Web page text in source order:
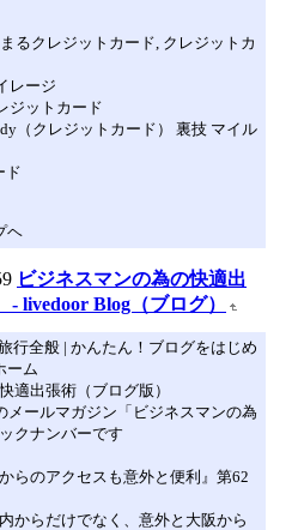
るクレジットカード, クレジットカ
レージ
ジットカード
（クレジットカード） 裏技 マイル
ド
ヘ
ビジネスマンの為の快適出
livedoor Blog（ブログ）
行全般 | かんたん！ブログをはじめ
ーム
適出張術（ブログ版）
メールマガジン「ビジネスマンの為
クナンバーです
らのアクセスも意外と便利』第62
からだけでなく、意外と大阪から